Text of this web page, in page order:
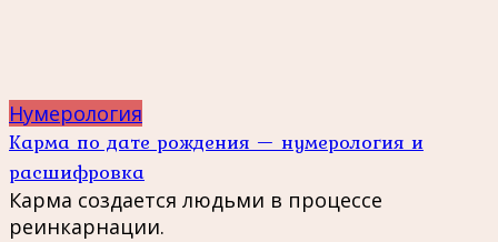
Нумерология
Карма по дате рождения — нумерология и
расшифровка
Карма создается людьми в процессе
реинкарнации.